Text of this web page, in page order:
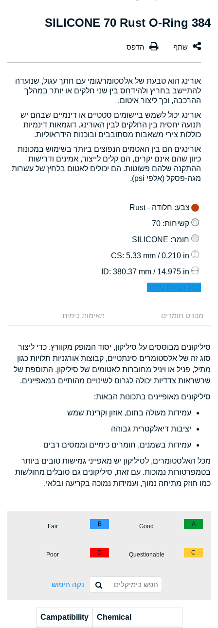
384 SILICONE 70 Rust O-Ring
אורינג הוא טבעת של אלסטומר/גומי עם חתך עגול, שנועדה
להתיישב בחריץ ולהידחס בין שני חלקים או יותר במהלך
ההרכבה, וכך ליצור איטום.
אורינג יכול לשמש ביישומים סטטיים או דינמיים שבהם יש
תנועה יחסית בין החלקים לבין האורינג. דוגמאות דינמיות
כוללות צירי משאבות מסתובבים ובוכנות הידראוליות.
אורינגים הם בין האטמים הנפוצים ביותר בשימוש במכונות
כיוון שהם אינם יקרים, הם קלים לייצור, אמינים ודרישות
ההתקנה שלהם פשוטות. הם יכולים לאטום בלחץ של עשרות
מגה-פסקל (אלפי psi).
צבע: חלודה - Rust
קשיחות: 70
חומר: SILICONE
: 5.33 mm / 0.210 in
: 380.37 mm / 14.975 in
קבל הצעת מחיר
מפרט חומרים תאימות כימית
סיליקונים מבוססים על סיליקון, יסוד המופק מקוורץ. כדי ליצור
סוג זה של אלסטומרים סינתטיים, קבוצות אורגניות תלויות כגון
מתיל, פניל או ויניל מחוברות לאטומים של סיליקון. התוספת של
שרשראות צדדיות יכולה לגרום לשינויים מהותיים במאפיינים.
סיליקונים מאופיינים בתכונות הבאות:
עמידות מעולה בחום, אוזון וקרינת שמש
יציבות דיאלקטרית גבוהה
עמידות בשמנים, חומרים כימיים וממסים רבים
מכל האלסטומרים, לסיליקון יש מאפייני גמישות טובים ביותר
בטמפרטורות נמוכות. עם זאת, סיליקונים גם סובלים מחולשות
כמו חוזק מתיחה נמוך, ועמידות נמוכה בקריעה ובלאי.
A
Good
B
Fair
C
Questionable
D
Poor
נקה חיפוש
Chemical
Campatibility